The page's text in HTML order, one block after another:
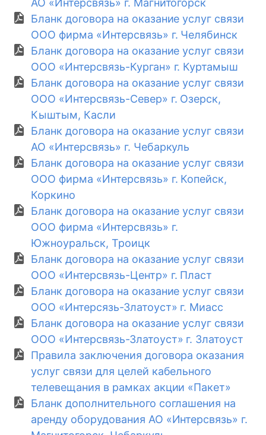
АО «Интерсвязь» г. Магнитогорск
Бланк договора на оказание услуг связи
ООО фирма «Интерсвязь» г. Челябинск
Бланк договора на оказание услуг связи
ООО «Интерсвязь-Курган» г. Куртамыш
Бланк договора на оказание услуг связи
ООО «Интерсвязь-Север» г. Озерск,
Кыштым, Касли
Бланк договора на оказание услуг связи
АО «Интерсвязь» г. Чебаркуль
Бланк договора на оказание услуг связи
ООО фирма «Интерсвязь» г. Копейск,
Коркино
Бланк договора на оказание услуг связи
ООО фирма «Интерсвязь» г.
Южноуральск, Троицк
Бланк договора на оказание услуг связи
ООО «Интерсвязь-Центр» г. Пласт
Бланк договора на оказание услуг связи
ООО «Интерсязь-Златоуст» г. Миасс
Бланк договора на оказание услуг связи
ООО «Интерсвязь-Златоуст» г. Златоуст
Правила заключения договора оказания
услуг связи для целей кабельного
телевещания в рамках акции «Пакет»
Бланк дополнительного соглашения на
аренду оборудования АО «Интерсвязь» г.